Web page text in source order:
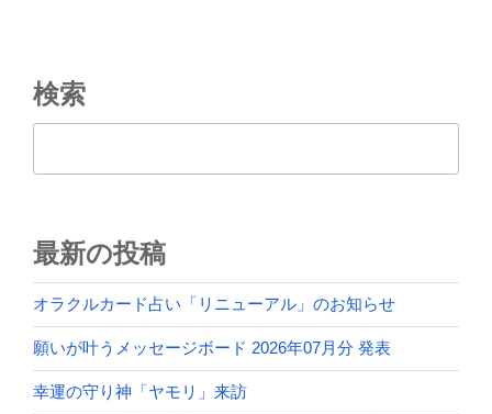
検索
最新の投稿
オラクルカード占い「リニューアル」のお知らせ
願いが叶うメッセージボード 2026年07月分 発表
幸運の守り神「ヤモリ」来訪